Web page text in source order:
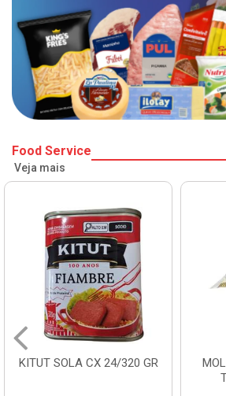
Food Service
Veja mais
320 GR
MOLHO VERDE D'AJUDA